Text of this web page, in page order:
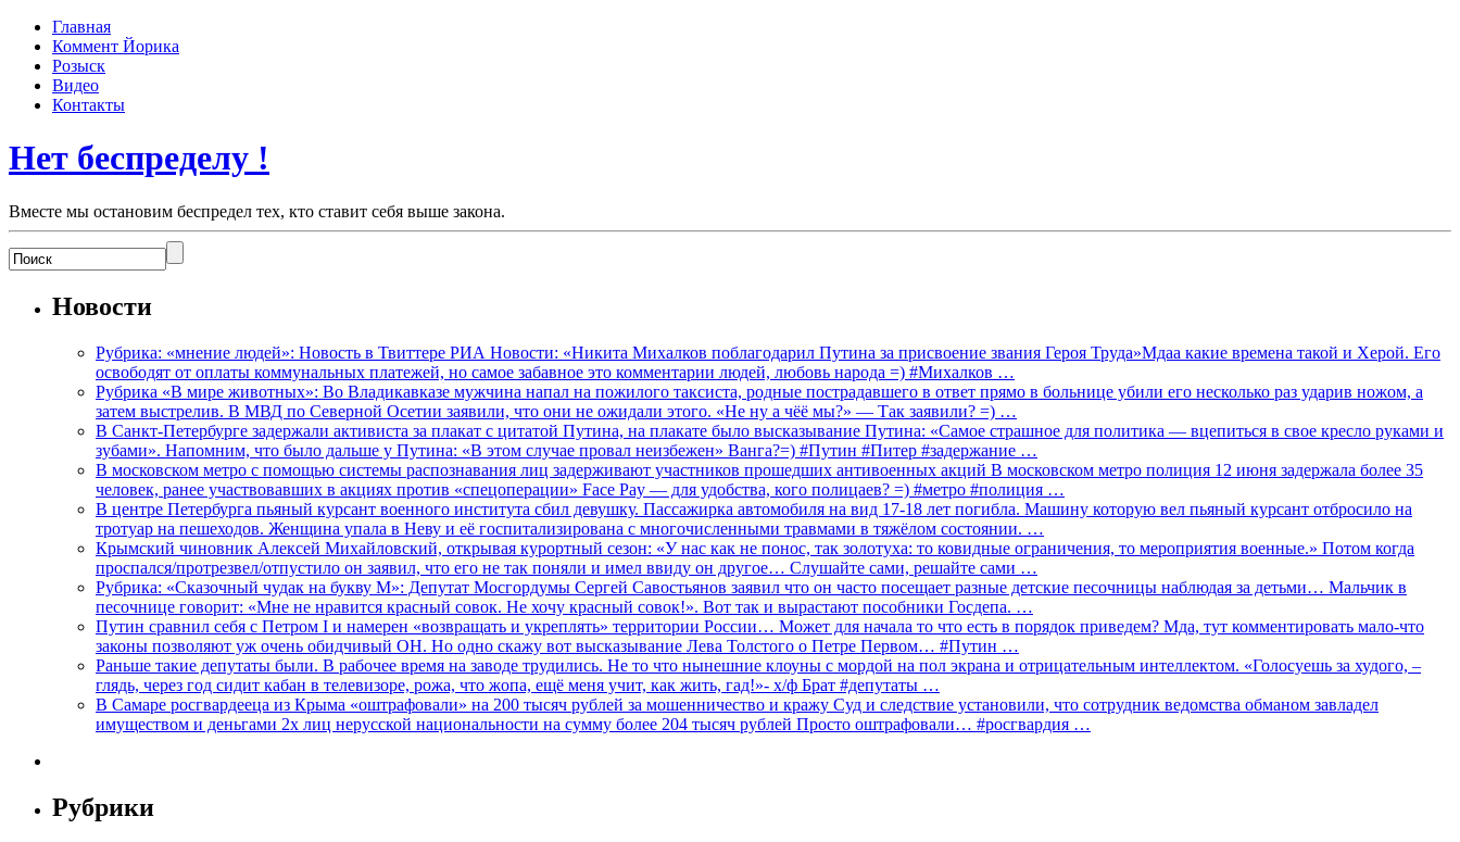
Главная
Коммент Йорика
Розыск
Видео
Контакты
Нет беспределу !
Вместе мы остановим беспредел тех, кто ставит себя выше закона.
Новости
Рубрика: «мнение людей»: Новость в Твиттере РИА Новости: «Никита Михалков поблагодарил Путина за присвоение звания Героя Труда»Мдаа какие времена такой и Херой. Его
освободят от оплаты коммунальных платежей, но самое забавное это комментарии людей, любовь народа =) #Михалков …
Рубрика «В мире животных»: Во Владикавказе мужчина напал на пожилого таксиста, родные пострадавшего в ответ прямо в больнице убили его несколько раз ударив ножом, а
затем выстрелив. В МВД по Северной Осетии заявили, что они не ожидали этого. «Не ну а чёё мы?» — Так заявили? =) …
В Санкт-Петербурге задержали активиста за плакат с цитатой Путина, на плакате было высказывание Путина: «Самое страшное для политика — вцепиться в свое кресло руками и
зубами». Напомним, что было дальше у Путина: «В этом случае провал неизбежен» Ванга?=) #Путин #Питер #задержание …
В московском метро с помощью системы распознавания лиц задерживают участников прошедших антивоенных акций В московском метро полиция 12 июня задержала более 35
человек, ранее участвовавших в акциях против «спецоперации» Face Pay — для удобства, кого полицаев? =) #метро #полиция …
В центре Петербурга пьяный курсант военного института сбил девушку. Пассажирка автомобиля на вид 17-18 лет погибла. Машину которую вел пьяный курсант отбросило на
тротуар на пешеходов. Женщина упала в Неву и её госпитализирована с многочисленными травмами в тяжёлом состоянии. …
Крымский чиновник Алексей Михайловский, открывая курортный сезон: «У нас как не понос, так золотуха: то ковидные ограничения, то мероприятия военные.» Потом когда
проспался/протрезвел/отпустило он заявил, что его не так поняли и имел ввиду он другое… Слушайте сами, решайте сами …
Рубрика: «Сказочный чудак на букву М»: Депутат Мосгордумы Сергей Савостьянов заявил что он часто посещает разные детские песочницы наблюдая за детьми… Мальчик в
песочнице говорит: «Мне не нравится красный совок. Не хочу красный совок!». Вот так и вырастают пособники Госдепа. …
Путин сравнил себя с Петром I и намерен «возвращать и укреплять» территории России… Может для начала то что есть в порядок приведем? Мда, тут комментировать мало-что
законы позволяют уж очень обидчивый ОН. Но одно скажу вот высказывание Лева Толстого о Петре Первом… #Путин …
Раньше такие депутаты были. В рабочее время на заводе трудились. Не то что нынешние клоуны с мордой на пол экрана и отрицательным интеллектом. «Голосуешь за худого, –
глядь, через год сидит кабан в телевизоре, рожа, что жопа, ещё меня учит, как жить, гад!»- х/ф Брат #депутаты …
В Самаре росгвардееца из Крыма «оштрафовали» на 200 тысяч рублей за мошенничество и кражу Суд и следствие установили, что сотрудник ведомства обманом завладел
имуществом и деньгами 2х лиц нерусской национальности на сумму более 204 тысяч рублей Просто оштрафовали… #росгвардия …
Рубрики